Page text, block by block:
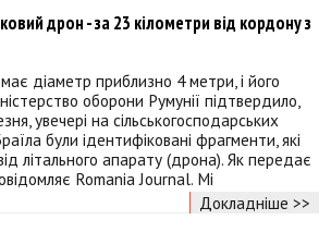
дрон - за 23 кілометри від кордону з
діаметр приблизно 4 метри, і його
оборони Румунії підтвердило,
увечері на сільськогосподарських
були ідентифіковані фрагменти, які
літального апарату (дрона). Як передає
Romania Journal. Мі
Докладніше >>